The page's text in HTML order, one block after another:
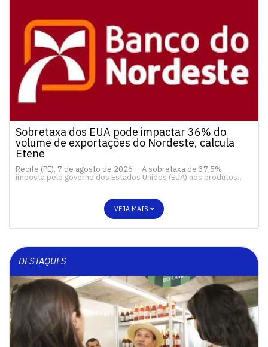
Sobretaxa dos EUA pode impactar 36% do
volume de exportações do Nordeste, calcula
Etene
Recife (PE), 7 de agosto de 2026 – A sobretaxa de 37,5%
imposta pelo governo dos Estados Unidos (EUA) aos produtos…
VEJA MAIS
DESTAQUES